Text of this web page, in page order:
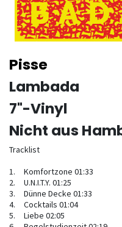
Pisse
Lambada
7"-Vinyl
Nicht aus
Tracklist
1.
Komfortzone 01:33
2.
U.N.I.T.Y. 01:25
3.
Dünne Decke 01:33
4.
Cocktails 01:04
5.
Liebe 02:05